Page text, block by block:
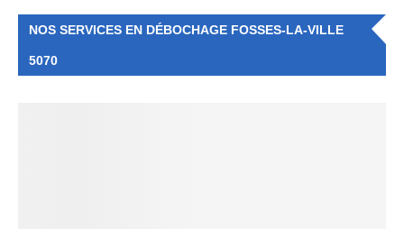
NOS SERVICES EN DÉBOCHAGE FOSSES-LA-VILLE
5070